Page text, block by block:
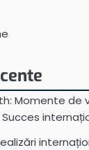
Momente de
Succes